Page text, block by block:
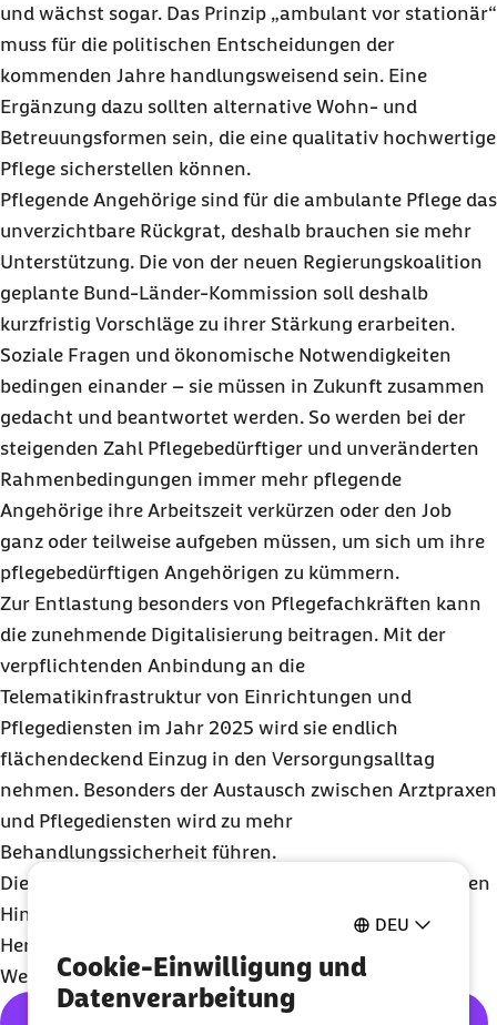
DEU
Cookie-Einwilligung und
Datenverarbeitung
und wächst sogar. Das Prinzip „ambulant vor stationär“
muss für die politischen Entscheidungen der
kommenden Jahre handlungsweisend sein. Eine
Ergänzung dazu sollten alternative Wohn- und
Betreuungsformen sein, die eine qualitativ hochwertige
Pflege sicherstellen können.
Pflegende Angehörige sind für die ambulante Pflege das
unverzichtbare Rückgrat, deshalb brauchen sie mehr
Unterstützung. Die von der neuen Regierungskoalition
geplante Bund-Länder-Kommission soll deshalb
kurzfristig Vorschläge zu ihrer Stärkung erarbeiten.
Soziale Fragen und ökonomische Notwendigkeiten
bedingen einander – sie müssen in Zukunft zusammen
gedacht und beantwortet werden. So werden bei der
steigenden Zahl Pflegebedürftiger und unveränderten
Rahmenbedingungen immer mehr pflegende
Angehörige ihre Arbeitszeit verkürzen oder den Job
ganz oder teilweise aufgeben müssen, um sich um ihre
pflegebedürftigen Angehörigen zu kümmern.
Zur Entlastung besonders von Pflegefachkräften kann
die zunehmende Digitalisierung beitragen. Mit der
verpflichtenden Anbindung an die
Telematikinfrastruktur von Einrichtungen und
Pflegediensten im Jahr 2025 wird sie endlich
flächendeckend Einzug in den Versorgungsalltag
nehmen. Besonders der Austausch zwischen Arztpraxen
und Pflegediensten wird zu mehr
Behandlungssicherheit führen.
Die Barmer stellt vor diesem gesellschaftlich wichtigen
Hintergrund und den großen finanziellen
Herausforderungen ihre Vorschläge zur
Weiterentwicklung des Pflegesystems vor.